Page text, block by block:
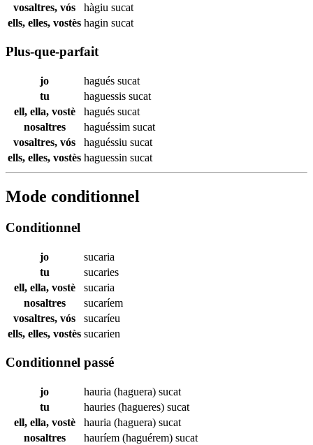
vosaltres, vós
hàgiu sucat
ells, elles, vostès hagin sucat
Plus-que-parfait
jo hagués sucat
tu
haguessis sucat
ell, ella, vostè
hagués sucat
nosaltres
haguéssim sucat
vosaltres, vós
haguéssiu sucat
ells, elles, vostès haguessin sucat
Mode conditionnel
Conditionnel
jo
sucaria
tu
sucaries
ell, ella, vostè
sucaria
nosaltres
sucaríem
vosaltres, vós
sucaríeu
ells, elles, vostès sucarien
Conditionnel passé
jo hauria (haguera) sucat
tu
hauries (hagueres) sucat
ell, ella, vostè
hauria (haguera) sucat
nosaltres
hauríem (haguérem) sucat